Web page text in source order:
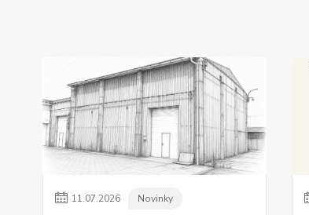
11.07.2026 Novinky